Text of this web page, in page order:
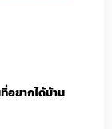
อยากได้บ้าน